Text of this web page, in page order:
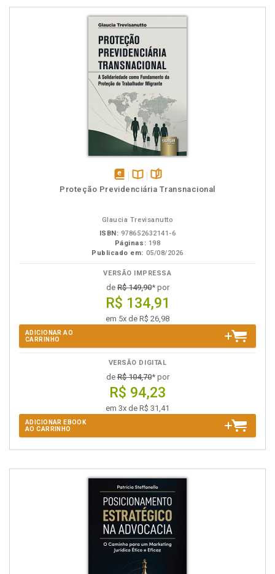
disponívelDisponível
páginas
Proteção Previdenciária Transnacional
Glaucia Trevisanutto
ISBN: 978652632141-6
Páginas: 198
Publicado em: 05/08/2026
VERSÃO IMPRESSA
deR$ 149,90* por
R$ 134,91
em 5x de R$ 26,98
ADICIONAR AO
CARRINHO
VERSÃO DIGITAL
deR$ 104,70* por
R$ 94,23
em 3x de R$ 31,41
ADICIONAR EBOOK
AO CARRINHO